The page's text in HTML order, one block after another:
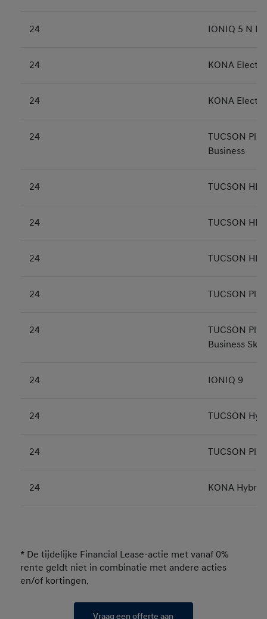
24 IONIQ 5 N
24 KONA
24 KONA
24
TUCSON
Business
24 TUCSON
24 TUCSON
24 TUCSON
24 TUCSON
24
TUCSON
Business Sky
24 IONIQ 9
24 TUCSON
24 TUCSON
24 KONA Hybrid
* De tijdelijke Financial Lease-actie met vanaf 0%
rente geldt niet in combinatie met andere acties
en/of kortingen.
Vraag een offerte aan